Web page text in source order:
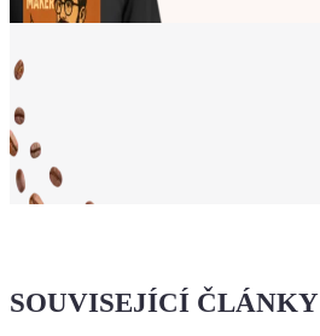
že jsi Maker!
SOUVISEJÍCÍ ČLÁNKY